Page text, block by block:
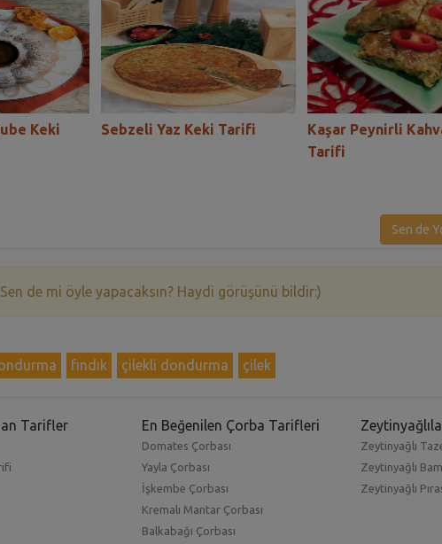
Keki
Sebzeli Yaz Keki Tarifi
Kaşar Peynirli
Tarifi
Sen de
de mi öyle yapacaksın? Haydi görüşünü bildir:)
fındık çilekli dondurma çilek
Tarifler En Beğenilen Çorba Tarifleri
Domates Çorbası
Yayla Çorbası
İşkembe Çorbası
Kremalı Mantar Çorbası
Balkabağı Çorbası
Zeytinyağlı
Zeytinyağlı
Zeytinyağlı